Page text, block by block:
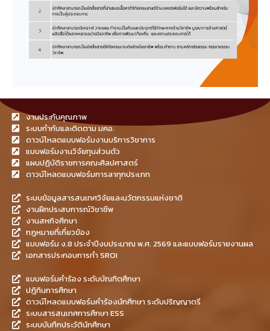
งานประกันคุณภาพ
ระบบกำกับและติดตาม มคอ.
ดาวน์โหลดแบบฟอร์มงานบริการวิชาการ
แบบฟอร์มงานวิจัยทุนส่วนตัว
แผนปฏิบัติราชการคณะศิลปศาสตร์
ดาวน์โหลดแบบฟอร์มการลาทุกประเภท
ระบบข้อมูลสารสนเทศวิจัยและนวัตกรรมแห่งชาติ
งานฝึกประสบการณ์วิชาชีพ
งานสหกิจศึกษา
กฎหมายที่เกี่ยวข้อง
แบบฟอร์ม ง.8 ประจำปีงบประมาณ พ.ศ. 2569 และแบบฟอร์มรายงานผล
เอกสารประกอบการทำ SROI
แบบฟอร์มคำร้อง ระดับบัณฑิตศึกษา
ปฎิทินการศึกษา
ดาวน์โหลดแบบฟอร์มคำร้องนักศึกษา ระดับปริญญาตรี
ระบบสารสนเทศการศึกษา ESS
ระบบบันทึกประวัตินักศึกษา